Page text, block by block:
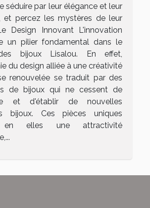
séduire par leur élégance et leur
et percez les mystères de leur
Design Innovant L'innovation
un pilier fondamental dans le
bijoux Lisalou. En effet,
du design alliée à une créativité
renouvelée se traduit par des
de bijoux qui ne cessent de
et d'établir de nouvelles
bijoux. Ces pièces uniques
en elles une attractivité